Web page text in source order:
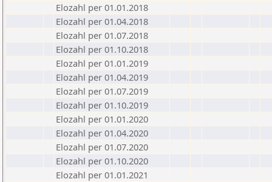
Elozahl per 01.01.2018
Elozahl per 01.04.2018
Elozahl per 01.07.2018
Elozahl per 01.10.2018
Elozahl per 01.01.2019
Elozahl per 01.04.2019
Elozahl per 01.07.2019
Elozahl per 01.10.2019
Elozahl per 01.01.2020
Elozahl per 01.04.2020
Elozahl per 01.07.2020
Elozahl per 01.10.2020
Elozahl per 01.01.2021